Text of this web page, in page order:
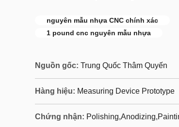
nguyên mẫu nhựa CNC chính xác
1 pound cnc nguyên mẫu nhựa
Nguồn gốc: Trung Quốc Thâm Quyến
Hàng hiệu: Measuring Device Prototype
Chứng nhận: